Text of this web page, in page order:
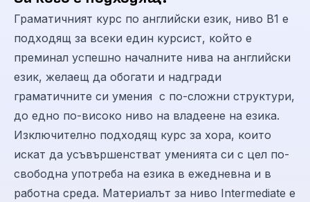
Граматичният курс по английски език, ниво В1 е
подходящ за всеки един курсист, който е
преминал успешно началните нива на английски
език, желаещ да обогати и надгради
граматичните си умения с по-сложни структури,
до едно по-високо ниво на владеене на езика.
Изключително подходящ курс за хора, които
искат да усъвършенстват уменията си с цел по-
свободна употреба на езика в ежедневна и в
работна среда. Материалът за ниво Intermediate е